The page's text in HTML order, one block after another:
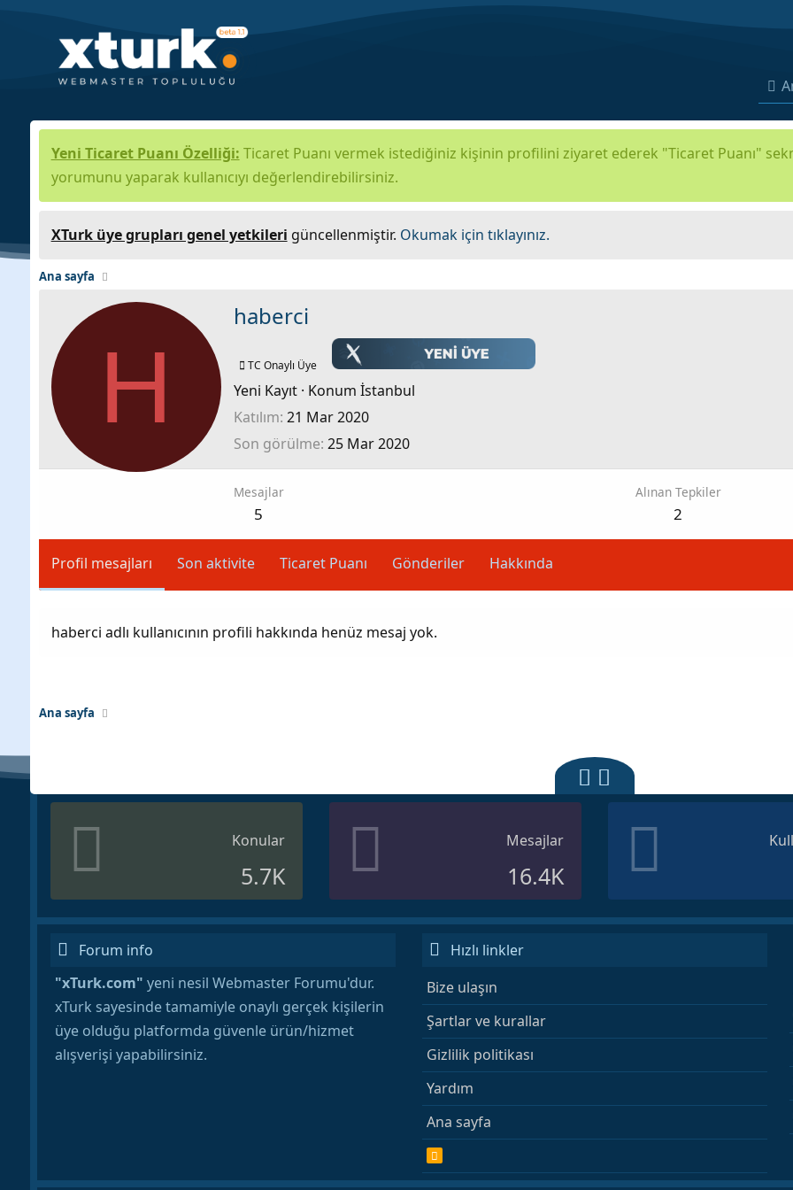
Yeni Ticaret Puanı Özelliği: Ticaret Puanı vermek istediğiniz kişinin profilini ziyaret ederek "Ticaret Puanı"
yorumunu yaparak kullanıcıyı değerlendirebilirsiniz.
XTurk üye grupları genel yetkileri güncellenmiştir. Okumak için tıklayınız.
Ana sayfa
H
haberci
TC Onaylı Üye
Yeni Kayıt · Konum İstanbul
Katılım 21 Mar 2020
Son görülme 25 Mar 2020
Mesajlar
5
Alınan Tepkiler
2
Profil mesajları Son aktivite Ticaret Puanı Gönderiler Hakkında
haberci adlı kullanıcının profili hakkında henüz mesaj yok.
Ana sayfa
Konular
5.7K
Mesajlar
16.4K
Forum info
"xTurk.com" yeni nesil Webmaster Forumu'dur.
xTurk sayesinde tamamiyle onaylı gerçek kişilerin
üye olduğu platformda güvenle ürün/hizmet
alışverişi yapabilirsiniz.
Hızlı linkler
Bize ulaşın
Şartlar ve kurallar
Gizlilik politikası
Yardım
Ana sayfa
R
S
S